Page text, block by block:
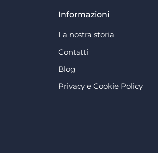
Informazioni
La nostra storia
Contatti
Blog
Privacy e Cookie Policy